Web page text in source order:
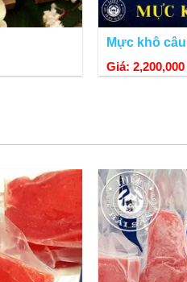
Mực khô
Giá: